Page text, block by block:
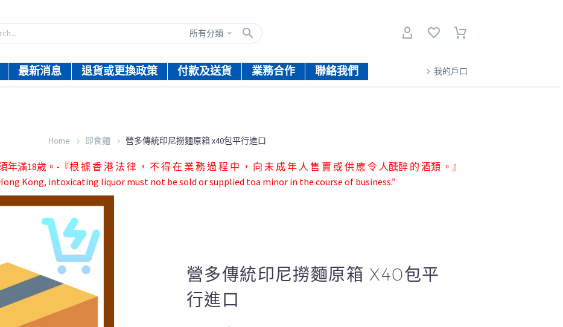
所有分類
最新消息 退貨或更換政策 付款及送貨 業務合作 聯絡我們 我的戶口
Home 即食麵 營多傳統印尼撈麵原箱 x40包平行進口
滿18歲。-『根 據 香 港 法 律 ， 不 得 在 業 務 過 程 中 ， 向 未 成 年 人 售 賣 或 供 應 令 人醺醉 的 酒類 。』
Kong, intoxicating liquor must not be sold or supplied toa minor in the course of business.”
營多傳統印尼撈麵原箱 X40包平
行進口